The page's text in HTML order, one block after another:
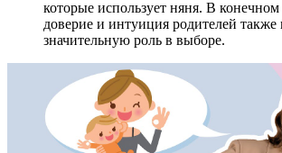
которые использует няня. В конечном
доверие и интуиция родителей также
значительную роль в выборе.